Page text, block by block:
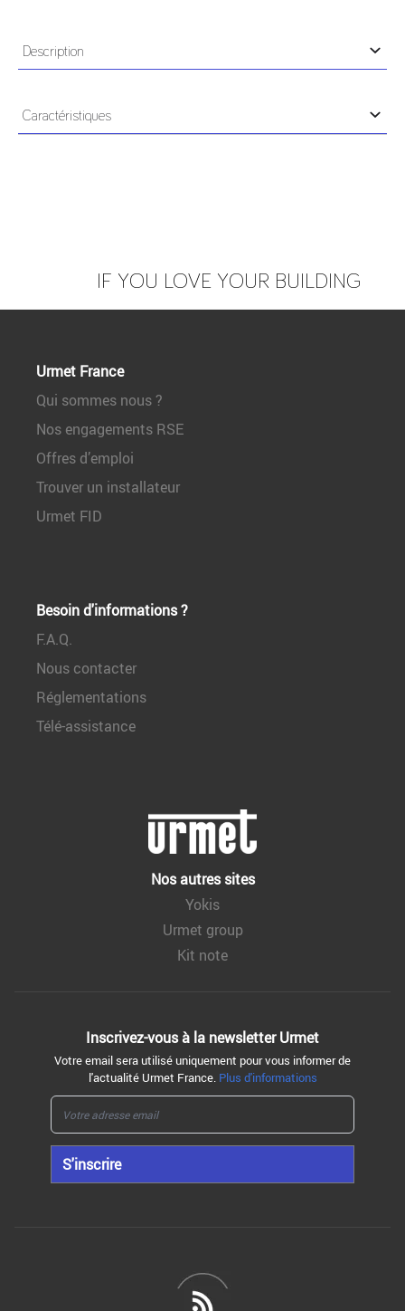
Description
Caractéristiques
IF YOU LOVE YOUR BUILDING
Urmet France
Qui sommes nous ?
Nos engagements RSE
Offres d’emploi
Trouver un installateur
Urmet FID
Besoin d'informations ?
F.A.Q.
Nous contacter
Réglementations
Télé-assistance
Nos autres sites
Yokis
Urmet group
Kit note
Inscrivez-vous à la newsletter Urmet
Votre email sera utilisé uniquement pour vous informer de
l'actualité Urmet France. Plus d'informations
S'inscrire